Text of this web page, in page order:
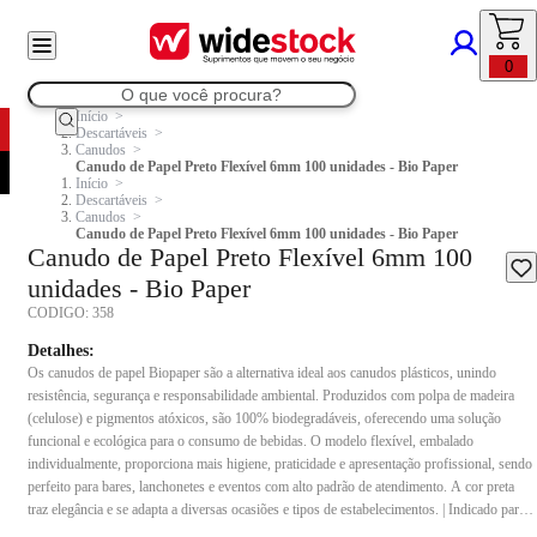
0
Início
Descartáveis
Canudos
Canudo de Papel Preto Flexível 6mm 100 unidades - Bio Paper
Início
Descartáveis
Canudos
Canudo de Papel Preto Flexível 6mm 100 unidades - Bio Paper
Canudo de Papel Preto Flexível 6mm 100
unidades - Bio Paper
CODIGO: 358
Detalhes:
Os canudos de papel Biopaper são a alternativa ideal aos canudos plásticos, unindo
resistência, segurança e responsabilidade ambiental. Produzidos com polpa de madeira
(celulose) e pigmentos atóxicos, são 100% biodegradáveis, oferecendo uma solução
funcional e ecológica para o consumo de bebidas. O modelo flexível, embalado
individualmente, proporciona mais higiene, praticidade e apresentação profissional, sendo
perfeito para bares, lanchonetes e eventos com alto padrão de atendimento. A cor preta
traz elegância e se adapta a diversas ocasiões e tipos de estabelecimentos. | Indicado para: